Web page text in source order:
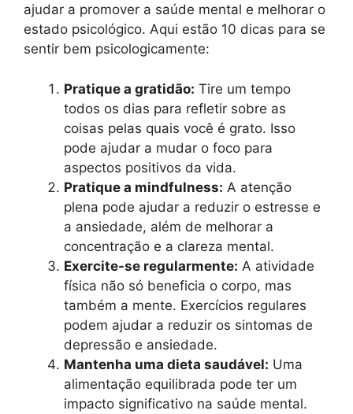
ajudar a promover a saúde mental e melhorar o
estado psicológico. Aqui estão 10 dicas para se
sentir bem psicologicamente:
Pratique a gratidão: Tire um tempo
todos os dias para refletir sobre as
coisas pelas quais você é grato. Isso
pode ajudar a mudar o foco para
aspectos positivos da vida.
Pratique a mindfulness: A atenção
plena pode ajudar a reduzir o estresse e
a ansiedade, além de melhorar a
concentração e a clareza mental.
Exercite-se regularmente: A atividade
física não só beneficia o corpo, mas
também a mente. Exercícios regulares
podem ajudar a reduzir os sintomas de
depressão e ansiedade.
Mantenha uma dieta saudável: Uma
alimentação equilibrada pode ter um
impacto significativo na saúde mental.